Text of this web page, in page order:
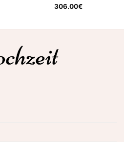
306.00€